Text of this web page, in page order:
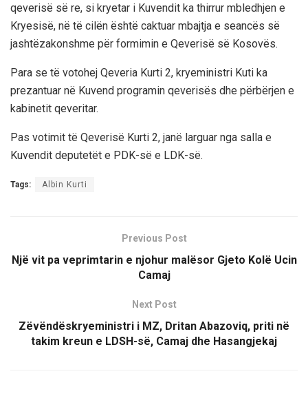
qeverisë së re, si kryetar i Kuvendit ka thirrur mbledhjen e
Kryesisë, në të cilën është caktuar mbajtja e seancës së
jashtëzakonshme për formimin e Qeverisë së Kosovës.
Para se të votohej Qeveria Kurti 2, kryeministri Kuti ka
prezantuar në Kuvend programin qeverisës dhe përbërjen e
kabinetit qeveritar.
Pas votimit të Qeverisë Kurti 2, janë larguar nga salla e
Kuvendit deputetët e PDK-së e LDK-së.
Tags: Albin Kurti
Previous Post
Një vit pa veprimtarin e njohur malësor Gjeto Kolë Ucin
Camaj
Next Post
Zëvëndëskryeministri i MZ, Dritan Abazoviq, priti në
takim kreun e LDSH-së, Camaj dhe Hasangjekaj